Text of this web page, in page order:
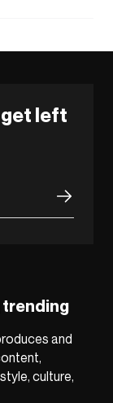
get left
trending
and
culture,